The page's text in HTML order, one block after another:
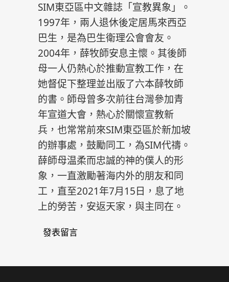
SIM東亞區中文雜誌「宣教異象」。
1997年，兩人退休後定居馬來西亞
巴生，是為巴生衛理公會會友。
2004年，薛牧師安息主懷。其後師
母一人仍熱心於推動宣教工作，在
她督促下整理並出版了六本薛牧師
的書。師母曾多次前往台灣參加青
年宣道大會，熱心於關懷宣教新
兵，也常常前來SIM東亞區於新加坡
的辦事處，鼓勵同工，為SIM代禱。
薛師母温柔而忠誠的神的僕人的形
象，一直激勵著海内外的朋友和同
工，直至2021年7月15日，息了地
上的勞苦，安返天家，與主同在。
發表留言